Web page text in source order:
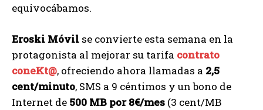
equivocábamos.
Eroski Móvil se convierte esta semana en la
protagonista al mejorar su tarifa contrato
coneKt@, ofreciendo ahora llamadas a 2,5
cent/minuto, SMS a 9 céntimos y un bono de
Internet de 500 MB por 8€/mes (3 cent/MB